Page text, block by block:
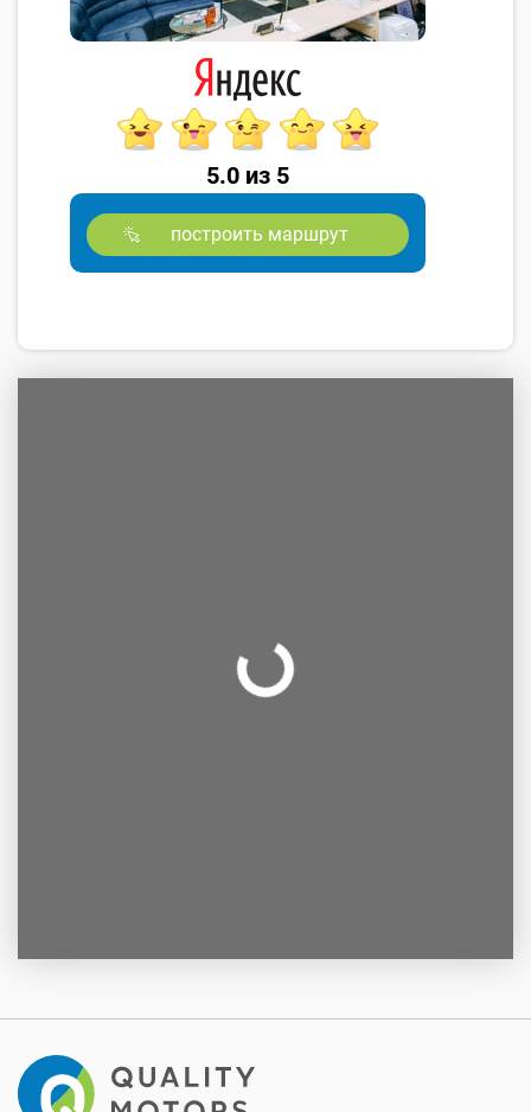
5.0 из 5
построить маршрут